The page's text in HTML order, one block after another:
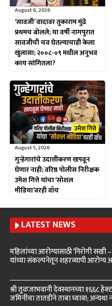
August 6, 2026
‘सावजी’ वादावर तुकाराम मुंढे
प्रथमच बोलले; या वर्षी नागपुरात
सावजीची चव घेतल्याचाही केला
खुलासा; २००८-०९ मधील अनुभव
काय सांगितला?
August 5, 2026
गुन्हेगारांचे उदात्तीकरण खपवून
घेणार नाही; वरिष्ठ पोलीस निरीक्षक
उमेश गित्ते यांचा ‘सोशल
मीडिया’वरही वॉच
LATEST NEWS
महिलांच्या आरोग्यासाठी ‘निरोगी
यांच्या संकल्पनेतून शहरव्यापी आरोग्य
श्री तुळजाभवानी देवस्थानच्या १६६८
जमिनींचा तातडीने ताबा घ्यावा; अन्यथा